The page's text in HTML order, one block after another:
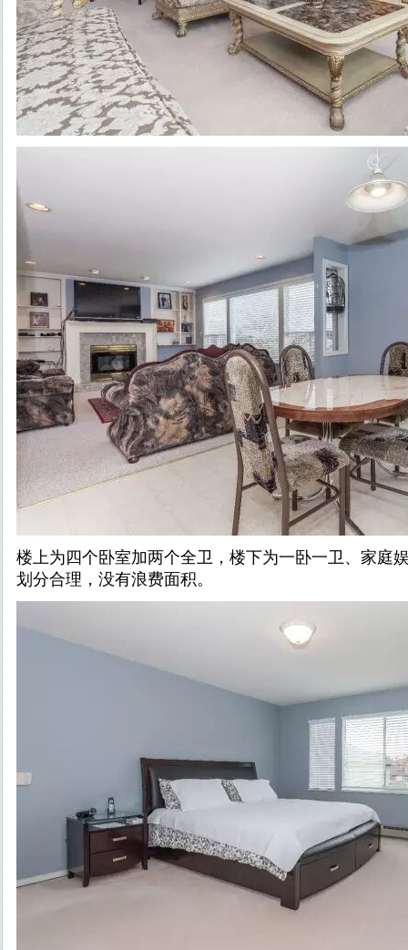
楼上为四个卧室加两个全卫，楼下为一卧一卫、家庭
划分合理，没有浪费面积。